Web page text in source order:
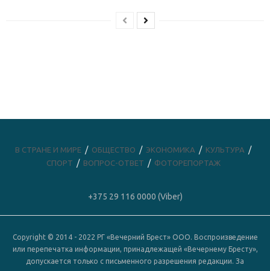
В СТРАНЕ И МИРЕ ОБЩЕСТВО ЭКОНОМИКА
КУЛЬТУРА
СПОРТ
ВОПРОС-ОТВЕТ ФОТОРЕПОРТАЖ
+375 29 116 0000 (Viber)
Copyright © 2014 - 2022 РГ «Вечерний Брест» ООО. Воспроизведение
или перепечатка информации, принадлежащей «Вечернему Бресту»,
допускается только с письменного разрешения редакции. За